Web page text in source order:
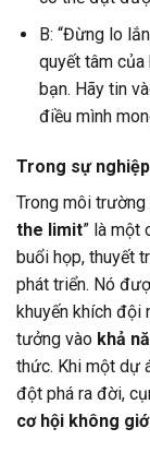
B: “Đừng lo
quyết tâm của
bạn. Hãy tin
điều mình
Trong sự
Trong môi trường
the limit” là một
buổi họp, thuyết
phát triển. Nó
khuyến khích đội
tưởng vào khả
thức. Khi một dự
đột phá ra đời,
cơ hội không